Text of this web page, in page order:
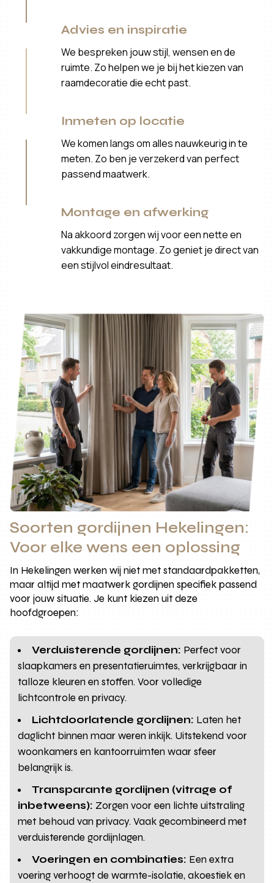
Advies en inspiratie
We bespreken jouw stijl, wensen en de
ruimte. Zo helpen we je bij het kiezen van
raamdecoratie die echt past.
Inmeten op locatie
We komen langs om alles nauwkeurig in te
meten. Zo ben je verzekerd van perfect
passend maatwerk.
Montage en afwerking
Na akkoord zorgen wij voor een nette en
vakkundige montage. Zo geniet je direct van
een stijlvol eindresultaat.
Soorten gordijnen Hekelingen:
Voor elke wens een oplossing
In Hekelingen werken wij niet met standaardpakketten,
maar altijd met maatwerk gordijnen specifiek passend
voor jouw situatie. Je kunt kiezen uit deze
hoofdgroepen:
Verduisterende gordijnen: Perfect voor
slaapkamers en presentatieruimtes, verkrijgbaar in
talloze kleuren en stoffen. Voor volledige
lichtcontrole en privacy.
Lichtdoorlatende gordijnen: Laten het
daglicht binnen maar weren inkijk. Uitstekend voor
woonkamers en kantoorruimten waar sfeer
belangrijk is.
Transparante gordijnen (vitrage of
inbetweens): Zorgen voor een lichte uitstraling
met behoud van privacy. Vaak gecombineerd met
verduisterende gordijnlagen.
Voeringen en combinaties: Een extra
voering verhoogt de warmte-isolatie, akoestiek en